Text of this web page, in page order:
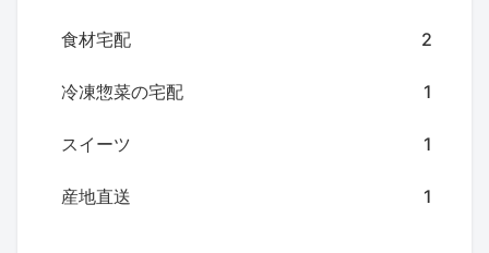
食材宅配 2
冷凍惣菜の宅配 1
スイーツ 1
産地直送 1